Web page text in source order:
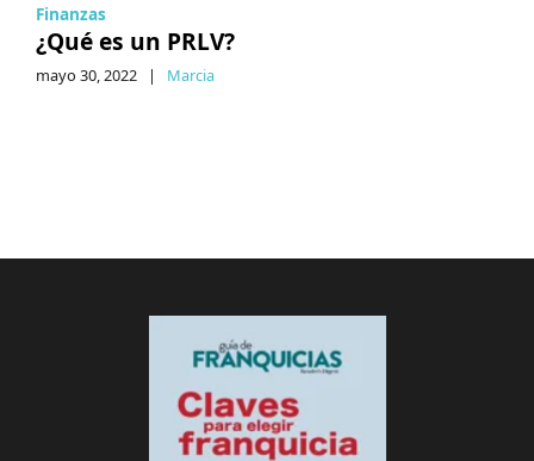
Finanzas
¿Qué es un PRLV?
mayo 30, 2022 | Marcia